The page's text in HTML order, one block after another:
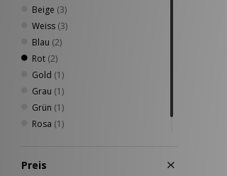
Beige (3)
Weiss (3)
Blau (2)
Rot (2)
Gold (1)
Grau (1)
Grün (1)
Rosa (1)
Preis